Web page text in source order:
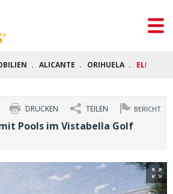
ALICANTE ORIHUELA
BERICHT
TEILEN
DRUCKEN
Pools im Vistabella Golf